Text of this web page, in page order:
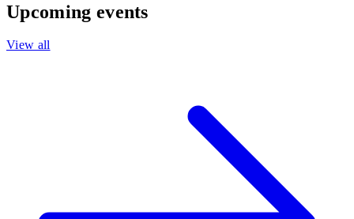
Upcoming events
View all